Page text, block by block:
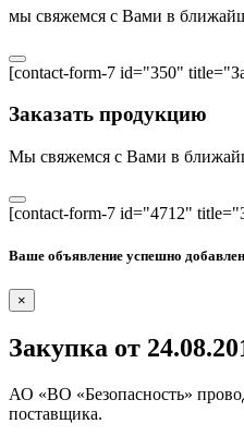
мы свяжемся с Вами в
[contact-form-7 id="350"
Заказать продукцию
Мы свяжемся с Вами в
[contact-form-7 id="4712"
Ваше объявление успешно
×
Закупка от
АО «ВО «Безопасность»
поставщика.